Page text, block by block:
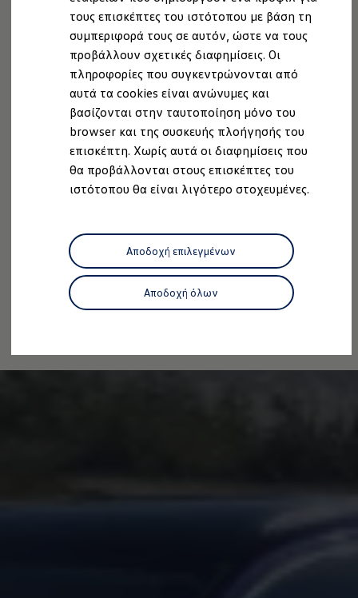
τους επισκέπτες του ιστότοπου με βάση τη
συμπεριφορά τους σε αυτόν, ώστε να τους
προβάλλουν σχετικές διαφημίσεις. Οι
πληροφορίες που συγκεντρώνονται από
αυτά τα cookies είναι ανώνυμες και
βασίζονται στην ταυτοποίηση μόνο του
browser και της συσκευής πλοήγησής του
επισκέπτη. Χωρίς αυτά οι διαφημίσεις που
θα προβάλλονται στους επισκέπτες του
ιστότοπου θα είναι λιγότερο στοχευμένες.
Αποδοχή επιλεγμένων
Αποδοχή όλων
Ανακύκλωση & Επιστροφή
Ανακλήσεις ασφαλείας και Τεχνικά μέτρα
Προειδοποιητικές και ενδεικτικές λυχνίες
Eνημερώσεις λογισμικού
Digital Manual - Ψηφιακό εγχειρίδιο
XTL diesel fuel
Υπηρεσίες Volkswagen
Υπηρεσίες Volkswagen Click@Service
Pick Up & Delivery
Φροντίδα Clean Plus
Επαγγελματικά Οχήματα Volkswagen
Συντήρηση & Επισκευή Επαγγελματικών
Σημαντικές πληροφορίες
Εγγύηση Επαγγελματικών Volkswagen
Εξουσιοδοτημένο Δίκτυο Volkswagen
Αστυπάλαια: Κίνητρα Επιδότησης
Volkswagen Bulli - 75 Χρόνια Κληρονομιάς
Bulli magazine
VW Bus History
διάφορα προφίλ οδήγησης ή εξατομικεύστε με ακρίβεια
τις ρυθμίσεις σας στο προφίλ "Individual". Επίσης, το
ενσωματωμένο σύστημα διαχείρισης δυναμικής οδήγησης
βελτιώνει την οδηγική συμπεριφορά, εξασφαλίζοντας
μεγαλύτερη ακρίβεια και οδηγική απόλαυση.
Νομική Σημείωση Προστασία Δεδομένων
Imprint
Πολιτική cookies
Άδειες Χρήσης Τρίτων
Δήλωση Προσβασιμότητας
Πληροφορίες για την Προσβασιμότητα
Ανάκληση Ψηφιακών υπηρεσιών